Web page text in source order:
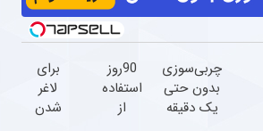
چربی‌سوزی
بدون حتی
یک دقیقه
90روز
استفاده
از
برای
لاغر
شدن